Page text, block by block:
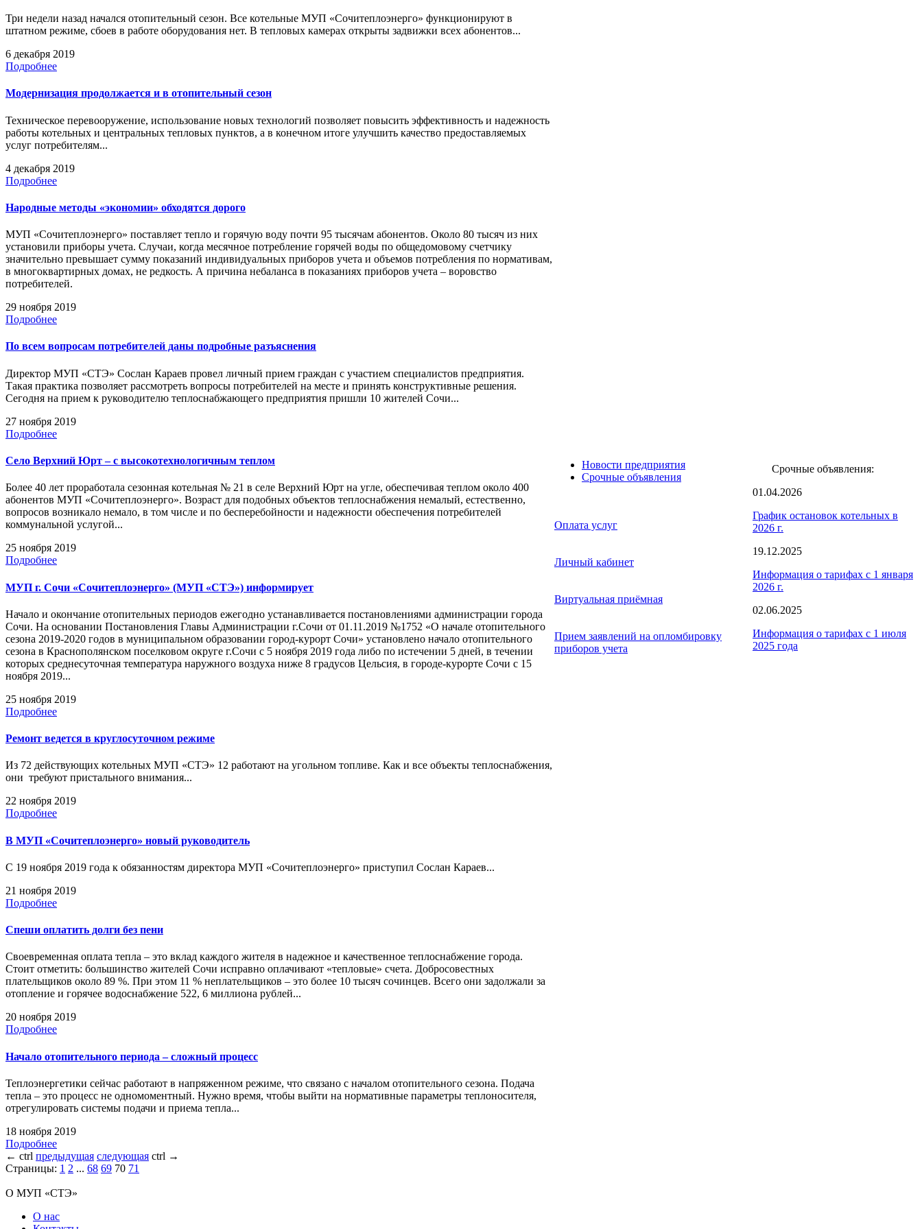
Три недели назад начался отопительный сезон. Все котельные МУП «Сочитеплоэнерго» функционируют в
штатном режиме, сбоев в работе оборудования нет. В тепловых камерах открыты задвижки всех абонентов...
6 декабря 2019
Подробнее
Модернизация продолжается и в отопительный сезон
Техническое перевооружение, использование новых технологий позволяет повысить эффективность и надежность
работы котельных и центральных тепловых пунктов, а в конечном итоге улучшить качество предоставляемых
услуг потребителям...
4 декабря 2019
Подробнее
Народные методы «экономии» обходятся дорого
МУП «Сочитеплоэнерго» поставляет тепло и горячую воду почти 95 тысячам абонентов. Около 80 тысяч из них
установили приборы учета. Случаи, когда месячное потребление горячей воды по общедомовому счетчику
значительно превышает сумму показаний индивидуальных приборов учета и объемов потребления по нормативам,
в многоквартирных домах, не редкость. А причина небаланса в показаниях приборов учета – воровство
потребителей.
29 ноября 2019
Подробнее
По всем вопросам потребителей даны подробные разъяснения
Директор МУП «СТЭ» Сослан Караев провел личный прием граждан с участием специалистов предприятия.
Такая практика позволяет рассмотреть вопросы потребителей на месте и принять конструктивные решения.
Сегодня на прием к руководителю теплоснабжающего предприятия пришли 10 жителей Сочи...
27 ноября 2019
Подробнее
Село Верхний Юрт – с высокотехнологичным теплом
Более 40 лет проработала сезонная котельная № 21 в селе Верхний Юрт на угле, обеспечивая теплом около 400
абонентов МУП «Сочитеплоэнерго». Возраст для подобных объектов теплоснабжения немалый, естественно,
вопросов возникало немало, в том числе и по бесперебойности и надежности обеспечения потребителей
коммунальной услугой...
25 ноября 2019
Подробнее
МУП г. Сочи «Сочитеплоэнерго» (МУП «СТЭ») информирует
Начало и окончание отопительных периодов ежегодно устанавливается постановлениями администрации города
Сочи. На основании Постановления Главы Администрации г.Сочи от 01.11.2019 №1752 «О начале отопительного
сезона 2019-2020 годов в муниципальном образовании город-курорт Сочи» установлено начало отопительного
сезона в Краснополянском поселковом округе г.Сочи с 5 ноября 2019 года либо по истечении 5 дней, в течении
которых среднесуточная температура наружного воздуха ниже 8 градусов Цельсия, в городе-курорте Сочи с 15
ноября 2019...
25 ноября 2019
Подробнее
Ремонт ведется в круглосуточном режиме
Из 72 действующих котельных МУП «СТЭ» 12 работают на угольном топливе. Как и все объекты теплоснабжения,
они требуют пристального внимания...
22 ноября 2019
Подробнее
В МУП «Сочитеплоэнерго» новый руководитель
С 19 ноября 2019 года к обязанностям директора МУП «Сочитеплоэнерго» приступил Сослан Караев...
21 ноября 2019
Подробнее
Спеши оплатить долги без пени
Своевременная оплата тепла – это вклад каждого жителя в надежное и качественное теплоснабжение города.
Стоит отметить: большинство жителей Сочи исправно оплачивают «тепловые» счета. Добросовестных
плательщиков около 89 %. При этом 11 % неплательщиков – это более 10 тысяч сочинцев. Всего они задолжали за
отопление и горячее водоснабжение 522, 6 миллиона рублей...
20 ноября 2019
Подробнее
Начало отопительного периода – сложный процесс
Теплоэнергетики сейчас работают в напряженном режиме, что связано с началом отопительного сезона. Подача
тепла – это процесс не одномоментный. Нужно время, чтобы выйти на нормативные параметры теплоносителя,
отрегулировать системы подачи и приема тепла...
18 ноября 2019
Подробнее
← ctrl предыдущая следующая ctrl →
Страницы: 1 2 ... 68 69 70 71
Новости предприятия
Срочные объявления
Оплата услуг
Личный кабинет
Виртуальная приёмная
Прием заявлений на опломбировку
приборов учета
Срочные объявления:
01.04.2026
График остановок котельных в
2026 г.
19.12.2025
Информация о тарифах с 1 января
2026 г.
02.06.2025
Информация о тарифах с 1 июля
2025 года
О МУП «СТЭ»
О нас